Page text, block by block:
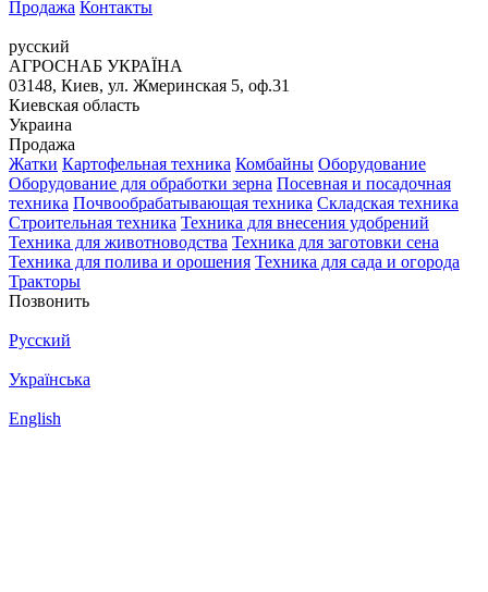
Продажа Контакты
русский
АГРОСНАБ УКРАЇНА
03148, Киев, ул. Жмеринская 5, оф.31
Киевская область
Украина
Продажа
Жатки Картофельная техника Комбайны Оборудование
Оборудование для обработки зерна Посевная и посадочная
техника Почвообрабатывающая техника Складская техника
Строительная техника Техника для внесения удобрений
Техника для животноводства Техника для заготовки сена
Техника для полива и орошения Техника для сада и огорода
Тракторы
Позвонить
Русский
Українська
English